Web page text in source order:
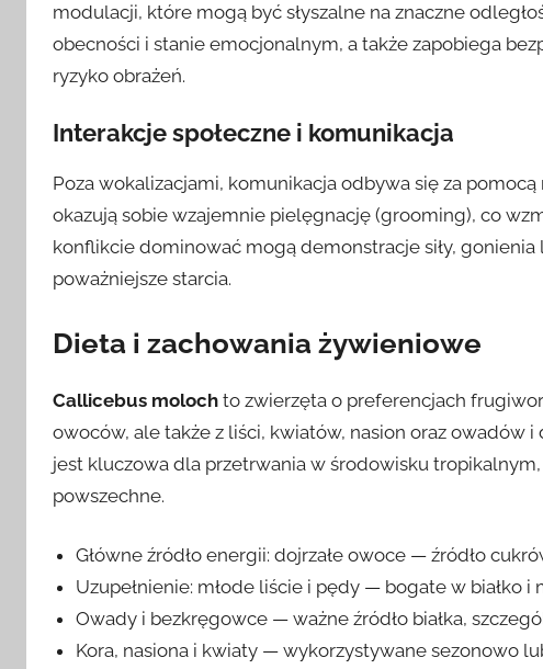
modulacji, które mogą być słyszalne na znaczne
obecności i stanie emocjonalnym, a także zapobiega
ryzyko obrażeń.
Interakcje społeczne i komunikacja
Poza wokalizacjami, komunikacja odbywa się za
okazują sobie wzajemnie pielęgnację (grooming), co
konflikcie dominować mogą demonstracje siły,
poważniejsze starcia.
Dieta i zachowania żywieniowe
Callicebus moloch to zwierzęta o preferencjach
owoców, ale także z liści, kwiatów, nasion oraz owadów
jest kluczowa dla przetrwania w środowisku
powszechne.
Główne źródło energii: dojrzałe owoce — źródło
Uzupełnienie: młode liście i pędy — bogate w białko i
Owady i bezkręgowce — ważne źródło białka,
Kora, nasiona i kwiaty — wykorzystywane sezonowo